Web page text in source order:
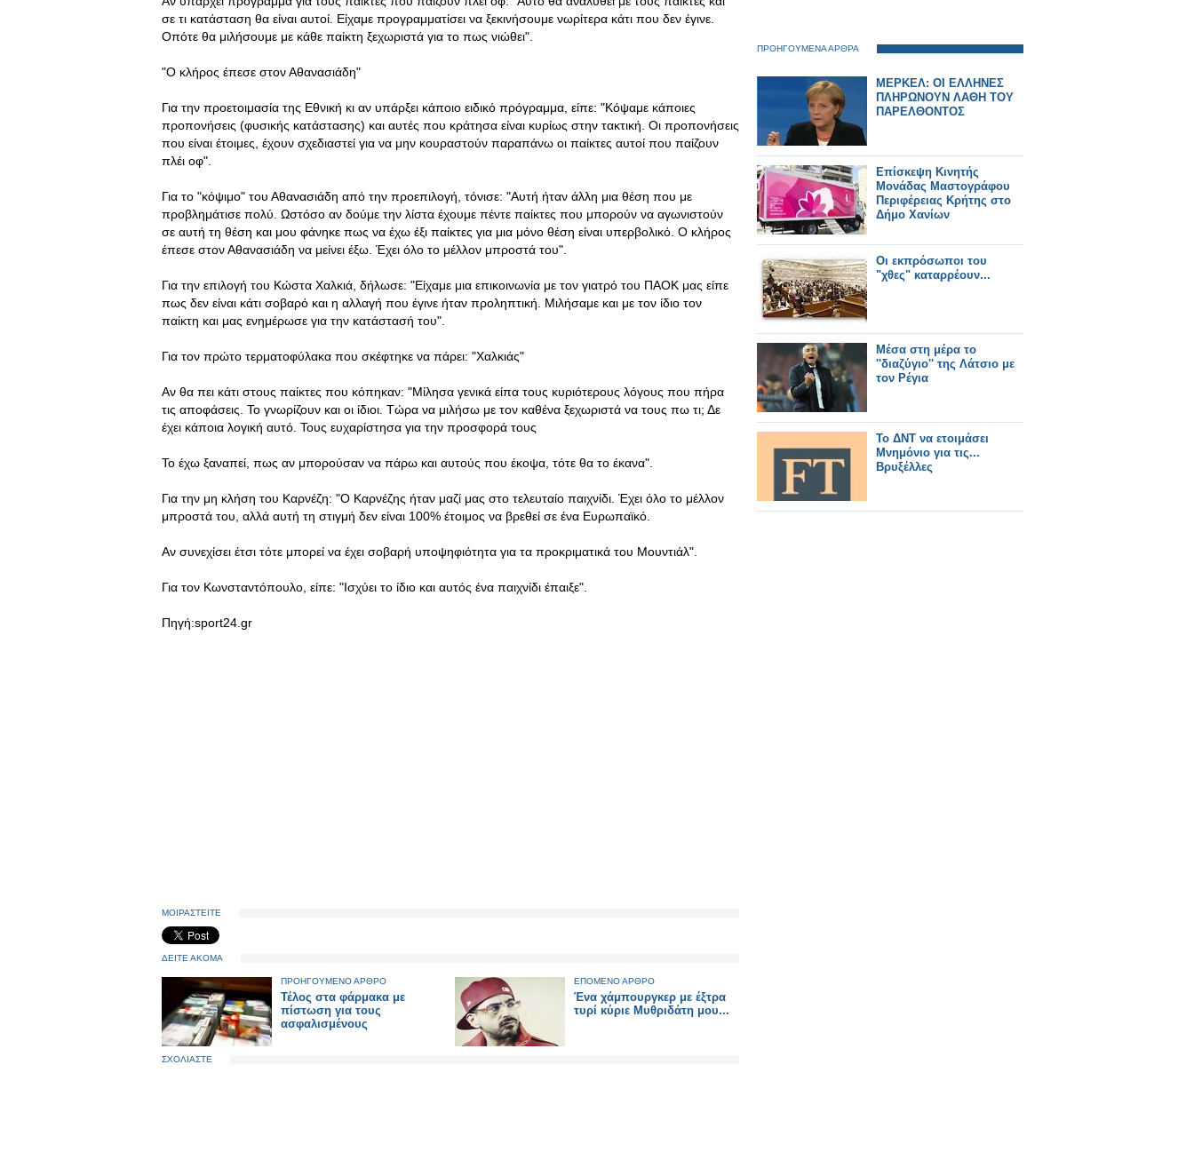
σε τι κατάσταση θα είναι αυτοί. Είχαμε προγραμματίσει να ξεκινήσουμε νωρίτερα κάτι που δεν έγινε.
Οπότε θα μιλήσουμε με κάθε παίκτη ξεχωριστά για το πως νιώθει".
"Ο κλήρος έπεσε στον Αθανασιάδη"
Για την προετοιμασία της Εθνική κι αν υπάρξει κάποιο ειδικό πρόγραμμα, είπε: "Κόψαμε κάποιες
προπονήσεις (φυσικής κατάστασης) και αυτές που κράτησα είναι κυρίως στην τακτική. Οι προπονήσεις
που είναι έτοιμες, έχουν σχεδιαστεί για να μην κουραστούν παραπάνω οι παίκτες αυτοί που παίζουν
πλέι οφ".
Για το "κόψιμο" του Αθανασιάδη από την προεπιλογή, τόνισε: "Αυτή ήταν άλλη μια θέση που με
προβλημάτισε πολύ. Ωστόσο αν δούμε την λίστα έχουμε πέντε παίκτες που μπορούν να αγωνιστούν
σε αυτή τη θέση και μου φάνηκε πως να έχω έξι παίκτες για μια μόνο θέση είναι υπερβολικό. Ο κλήρος
έπεσε στον Αθανασιάδη να μείνει έξω. Έχει όλο το μέλλον μπροστά του".
Για την επιλογή του Κώστα Χαλκιά, δήλωσε: "Είχαμε μια επικοινωνία με τον γιατρό του ΠΑΟΚ μας είπε
πως δεν είναι κάτι σοβαρό και η αλλαγή που έγινε ήταν προληπτική. Μιλήσαμε και με τον ίδιο τον
παίκτη και μας ενημέρωσε για την κατάστασή του".
Για τον πρώτο τερματοφύλακα που σκέφτηκε να πάρει: "Χαλκιάς"
Αν θα πει κάτι στους παίκτες που κόπηκαν: "Μίλησα γενικά είπα τους κυριότερους λόγους που πήρα
τις αποφάσεις. Το γνωρίζουν και οι ίδιοι. Τώρα να μιλήσω με τον καθένα ξεχωριστά να τους πω τι; Δε
έχει κάποια λογική αυτό. Τους ευχαρίστησα για την προσφορά τους
Το έχω ξαναπεί, πως αν μπορούσαν να πάρω και αυτούς που έκοψα, τότε θα το έκανα".
Για την μη κλήση του Καρνέζη: "Ο Καρνέζης ήταν μαζί μας στο τελευταίο παιχνίδι. Έχει όλο το μέλλον
μπροστά του, αλλά αυτή τη στιγμή δεν είναι 100% έτοιμος να βρεθεί σε ένα Ευρωπαϊκό.
Αν συνεχίσει έτσι τότε μπορεί να έχει σοβαρή υποψηφιότητα για τα προκριματικά του Μουντιάλ".
Για τον Κωνσταντόπουλο, είπε: "Ισχύει το ίδιο και αυτός ένα παιχνίδι έπαιξε".
Πηγή:sport24.gr
ΜΟΙΡΑΣΤΕΙΤΕ
ΔΕΙΤΕ ΑΚΟΜΑ
ΠΡΟΗΓΟΥΜΕΝΟ ΑΡΘΡΟ
Τέλος στα φάρμακα με
πίστωση για τους
ασφαλισμένους
ΕΠΟΜΕΝΟ ΑΡΘΡΟ
Ένα χάμπουργκερ με έξτρα
τυρί κύριε Μυθριδάτη μου...
ΣΧΟΛΙΑΣΤΕ
ΠΡΟΗΓΟΥΜΕΝΑ ΑΡΘΡΑ
ΜΕΡΚΕΛ: ΟΙ ΕΛΛΗΝΕΣ
ΠΛΗΡΩΝΟΥΝ ΛΑΘΗ ΤΟΥ
ΠΑΡΕΛΘΟΝΤΟΣ
Επίσκεψη Κινητής
Μονάδας Μαστογράφου
Περιφέρειας Κρήτης στο
Δήμο Χανίων
Οι εκπρόσωποι του
"χθες" καταρρέουν...
Μέσα στη μέρα το
''διαζύγιο'' της Λάτσιο με
τον Ρέγια
Το ΔΝΤ να ετοιμάσει
Μνημόνιο για τις...
Βρυξέλλες